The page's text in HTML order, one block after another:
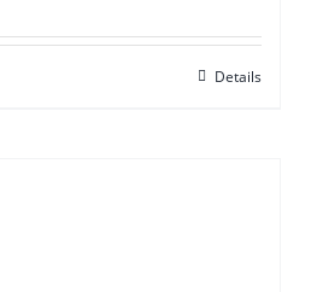
Details